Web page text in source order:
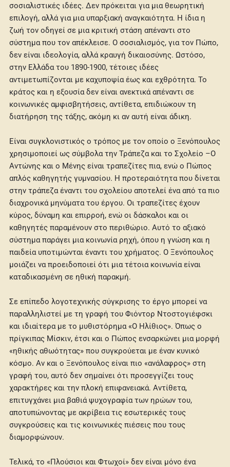
σοσιαλιστικές ιδέες. Δεν πρόκειται για μια θεωρητική
επιλογή, αλλά για μια υπαρξιακή αναγκαιότητα. Η ίδια η
ζωή τον οδηγεί σε μια κριτική στάση απέναντι στο
σύστημα που τον απέκλεισε. Ο σοσιαλισμός, για τον Πώπο,
δεν είναι ιδεολογία, αλλά κραυγή δικαιοσύνης. Ωστόσο,
στην Ελλάδα του 1890-1900, τέτοιες ιδέες
αντιμετωπίζονται με καχυποψία έως και εχθρότητα. Το
κράτος και η εξουσία δεν είναι ανεκτικά απέναντι σε
κοινωνικές αμφισβητήσεις, αντίθετα, επιδιώκουν τη
διατήρηση της τάξης, ακόμη κι αν αυτή είναι άδικη.
Είναι συγκλονιστικός ο τρόπος με τον οποίο ο Ξενόπουλος
χρησιμοποιεί ως σύμβολα την Τράπεζα και το Σχολείο –Ο
Αντώνης και ο Μένης είναι τραπεζίτες πια, ενώ ο Πώπος
απλός καθηγητής γυμνασίου. Η προτεραιότητα που δίνεται
στην τράπεζα έναντι του σχολείου αποτελεί ένα από τα πιο
διαχρονικά μηνύματα του έργου. Οι τραπεζίτες έχουν
κύρος, δύναμη και επιρροή, ενώ οι δάσκαλοι και οι
καθηγητές παραμένουν στο περιθώριο. Αυτό το αξιακό
σύστημα παράγει μια κοινωνία ρηχή, όπου η γνώση και η
παιδεία υποτιμώνται έναντι του χρήματος. Ο Ξενόπουλος
μοιάζει να προειδοποιεί ότι μια τέτοια κοινωνία είναι
καταδικασμένη σε ηθική παρακμή.
Σε επίπεδο λογοτεχνικής σύγκρισης το έργο μπορεί να
παραλληλιστεί με τη γραφή του Φιόντορ Ντοστογιέφσκι
και ιδιαίτερα με το μυθιστόρημα «Ο Ηλίθιος». Όπως ο
πρίγκιπας Μίσκιν, έτσι και ο Πώπος ενσαρκώνει μια μορφή
«ηθικής αθωότητας» που συγκρούεται με έναν κυνικό
κόσμο. Αν και ο Ξενόπουλος είναι πιο «ανάλαφρος» στη
γραφή του, αυτό δεν σημαίνει ότι προσεγγίζει τους
χαρακτήρες και την πλοκή επιφανειακά. Αντίθετα,
επιτυγχάνει μια βαθιά ψυχογραφία των ηρώων του,
αποτυπώνοντας με ακρίβεια τις εσωτερικές τους
συγκρούσεις και τις κοινωνικές πιέσεις που τους
διαμορφώνουν.
Τελικά, το «Πλούσιοι και Φτωχοί» δεν είναι μόνο ένα